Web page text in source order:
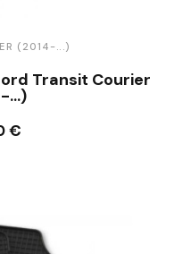
(2014-...)
Transit Courier
...)
€